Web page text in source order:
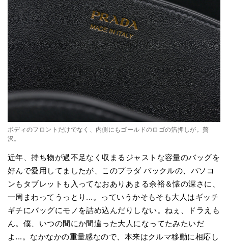
ボディのフロントだけでなく、内側にもゴールドのロゴの箔押しが。贅
沢。
近年、持ち物が過不足なく収まるジャストな容量のバッグを
好んで愛用してましたが、このプラダ バックルの、パソコ
ンもタブレットも入ってなおありあまる余裕＆懐の深さに、
一周まわってうっとり...。っていうかそもそも大人はギッチ
ギチにバッグにモノを詰め込んだりしない。ねぇ、ドラえも
ん。僕、いつの間にか間違った大人になってたみたいだ
よ...。なかなかの重量感なので、本来はクルマ移動に相応し